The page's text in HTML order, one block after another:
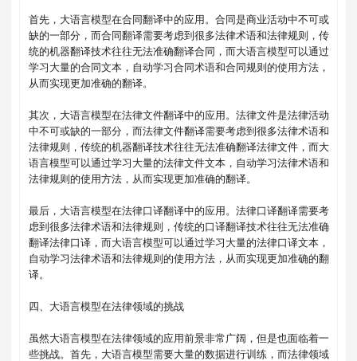
首先，大语言模型在合同翻译中的应用。合同是商业活动中不可或
缺的一部分，而合同翻译需要考虑到很多法律术语和法律规则，传
统的机器翻译技术往往无法准确翻译合同，而大语言模型可以通过
学习大量的合同文本，自动学习合同术语和合同规则的使用方法，
从而实现更加准确的翻译。
其次，大语言模型在法律文件翻译中的应用。法律文件是法律活动
中不可或缺的一部分，而法律文件翻译需要考虑到很多法律术语和
法律规则，传统的机器翻译技术往往无法准确翻译法律文件，而大
语言模型可以通过学习大量的法律文件文本，自动学习法律术语和
法律规则的使用方法，从而实现更加准确的翻译。
最后，大语言模型在法律口译翻译中的应用。法律口译翻译需要考
虑到很多法律术语和法律规则，传统的口译翻译技术往往无法准确
翻译法律口译，而大语言模型可以通过学习大量的法律口译文本，
自动学习法律术语和法律规则的使用方法，从而实现更加准确的翻
译。
四、大语言模型在法律领域的挑战
虽然大语言模型在法律领域的应用前景非常广阔，但是也面临着一
些挑战。首先，大语言模型需要大量的数据进行训练，而法律领域